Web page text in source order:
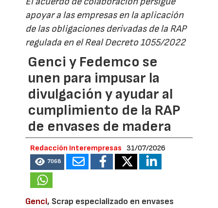
apoyar a las empresas en la aplicación
de las obligaciones derivadas de la RAP
regulada en el Real Decreto 1055/2022
Genci y Fedemco se
unen para impusar la
divulgación y ayudar al
cumplimiento de la RAP
de envases de madera
Redacción Interempresas 31/07/2026
7068
Genci, Scrap especializado en envases